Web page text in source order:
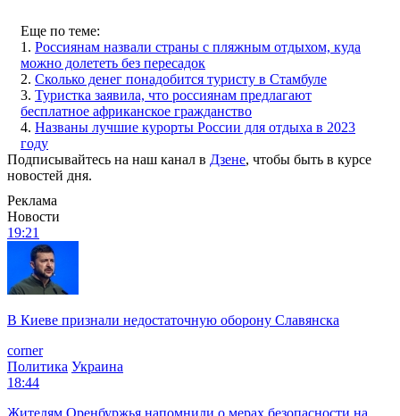
Еще по теме:
1. Россиянам назвали страны с пляжным отдыхом, куда
можно долететь без пересадок
2. Сколько денег понадобится туристу в Стамбуле
3. Туристка заявила, что россиянам предлагают
бесплатное африканское гражданство
4. Названы лучшие курорты России для отдыха в 2023
году
Подписывайтесь на наш канал в Дзене, чтобы быть в курсе
новостей дня.
Реклама
Новости
19:21
В Киеве признали недостаточную оборону Славянска
corner
Политика Украина
18:44
Жителям Оренбуржья напомнили о мерах безопасности на